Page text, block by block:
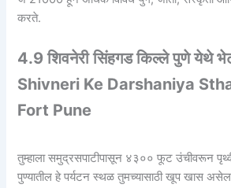
करते.
4.9 शिवनेरी सिंहगड किल्ले पुणे येथे
Shivneri Ke Darshaniya
Fort Pune
तुम्हाला समुद्रसपाटीपासून ४३०० फूट उंचीवरून
पुण्यातील हे पर्यटन स्थळ तुमच्यासाठी खूप खास असेल.